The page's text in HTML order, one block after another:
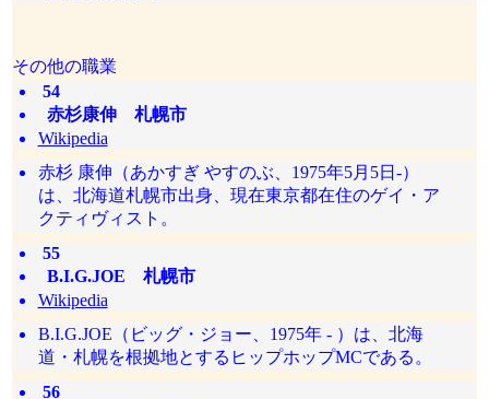
その他の職業
54
赤杉康伸 札幌市
Wikipedia
赤杉 康伸（あかすぎ やすのぶ、1975年5月5日‐）
は、北海道札幌市出身、現在東京都在住のゲイ・ア
クティヴィスト。
55
B.I.G.JOE 札幌市
Wikipedia
B.I.G.JOE（ビッグ・ジョー、1975年 - ）は、北海
道・札幌を根拠地とするヒップホップMCである。
56